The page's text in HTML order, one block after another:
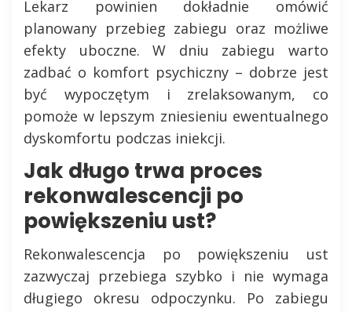
Lekarz powinien dokładnie omówić
planowany przebieg zabiegu oraz możliwe
efekty uboczne. W dniu zabiegu warto
zadbać o komfort psychiczny – dobrze jest
być wypoczętym i zrelaksowanym, co
pomoże w lepszym zniesieniu ewentualnego
dyskomfortu podczas iniekcji.
Jak długo trwa proces
rekonwalescencji po
powiększeniu ust?
Rekonwalescencja po powiększeniu ust
zazwyczaj przebiega szybko i nie wymaga
długiego okresu odpoczynku. Po zabiegu